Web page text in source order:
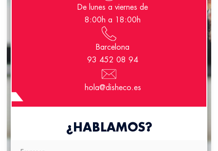
De lunes a viernes de
8:00h a 18:00h
Barcelona
93 452 08 94
hola@disheco.es
¿HABLAMOS?